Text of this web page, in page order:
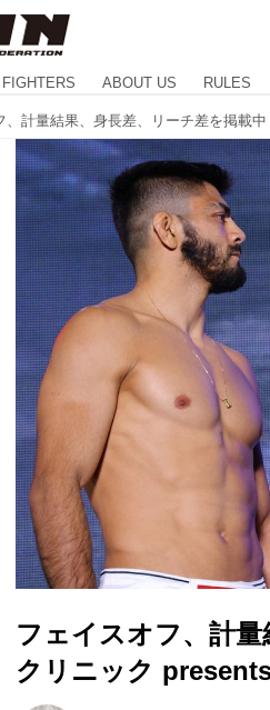
FIGHTERS ABOUT US RULES
フェイスオフ、計
クリニック